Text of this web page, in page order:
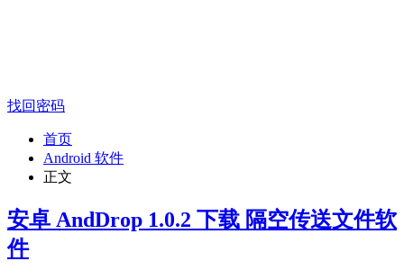
找回密码
首页
Android 软件
正文
安卓 AndDrop 1.0.2 下载 隔空传送文件软
件